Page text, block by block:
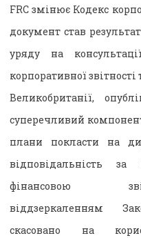
FRC змінює Кодекс
документ став
уряду на
корпоративної
Великобританії,
суперечливий
плани покласти на
відповідальність
фінансовою
віддзеркаленням
скасовано на